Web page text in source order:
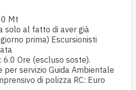
Mt
solo al fatto di aver già
prima) Escursionisti
Ore (escluso soste).
per servizio Guida Ambientale
di polizza RC: Euro